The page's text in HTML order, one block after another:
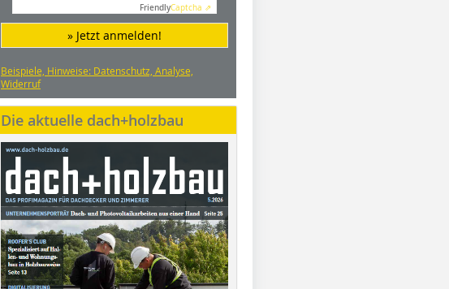
FriendlyCaptcha ⇗
» Jetzt anmelden!
Beispiele, Hinweise: Datenschutz, Analyse,
Widerruf
Die aktuelle dach+holzbau